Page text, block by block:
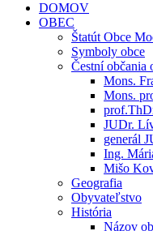
DOMOV
OBEC
Štatút Obce
Symboly obce
Čestní občania
Mons.
Mons.
JUDr.
generál
Ing.
Mišo
Geografia
Obyvateľstvo
História
Názov